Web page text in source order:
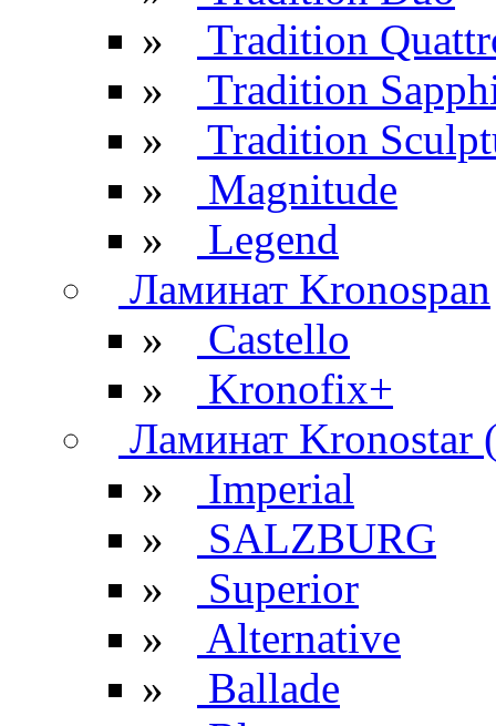
»
Tradition
»
Tradition
»
Tradition
»
Magnitude
»
Legend
Ламинат Kronospan
»
Castello
»
Kronofix+
Ламинат Kronostar
»
Imperial
»
SALZBURG
»
Superior
»
Alternative
»
Ballade